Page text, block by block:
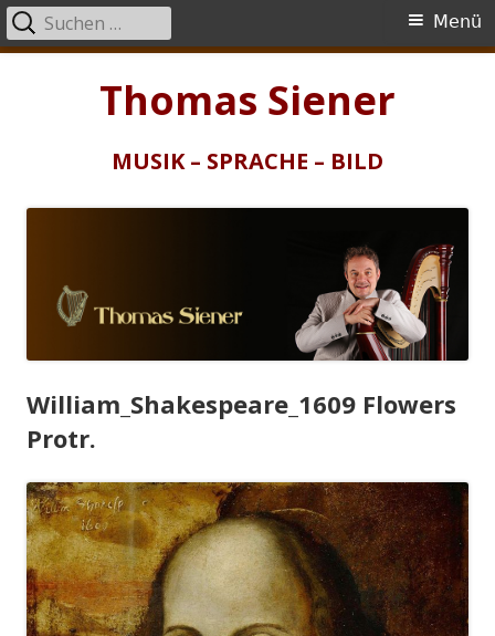
Thomas Siener
MUSIK – SPRACHE – BILD
Primäres
Menü
Suchen
nach:
William_Shakespeare_1609 Flowers
Protr.